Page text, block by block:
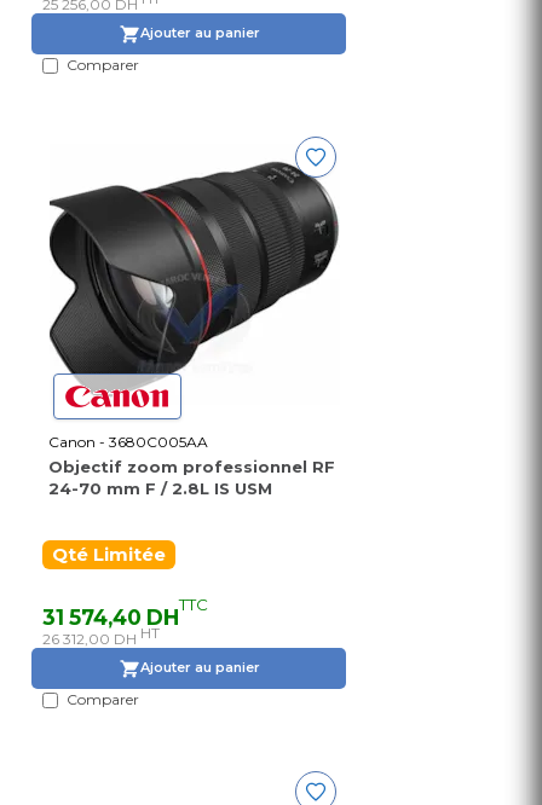
25 256,00 DH
Ajouter au panier
Comparer
Canon - 3680C005AA
Objectif zoom professionnel RF
24-70 mm F / 2.8L IS USM
Qté Limitée
31 574,40 DHTTC
26 312,00 DH HT
Ajouter au panier
Comparer